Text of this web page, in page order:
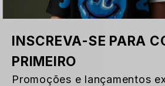
INSCREVA-SE PARA
PRIMEIRO
Promoções e lançamentos